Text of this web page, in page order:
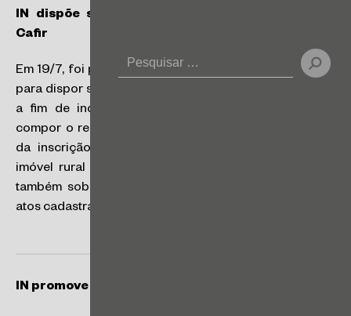
IN dispõe sobre Cadastro de Imóveis Rurais –
Cafir
Em 19/7, foi publicada a Instrução Normativa nº 2.203,
para dispor sobre o Cadastro de Imóveis Rurais – Cafir,
a fim de indicar todas as informações que devem
compor o referido cadastro, definir a obrigatoriedade
da inscrição, conceituar as situações cadastrais do
imóvel rural e do comprovante de inscrição e dispor
também sobre o procedimento de inscrição e outros
atos cadastrais no Cafir, dentre outras providências.
IN promove alterações na apresentação da Dirbi